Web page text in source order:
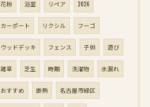
花粉 浴室 リペア 2026
カーポート リクシル フーゴ
ウッドデッキ フェンス 子供 遊び
雑草 芝生 時期 洗濯物 水漏れ
おすすめ 断熱 名古屋市緑区